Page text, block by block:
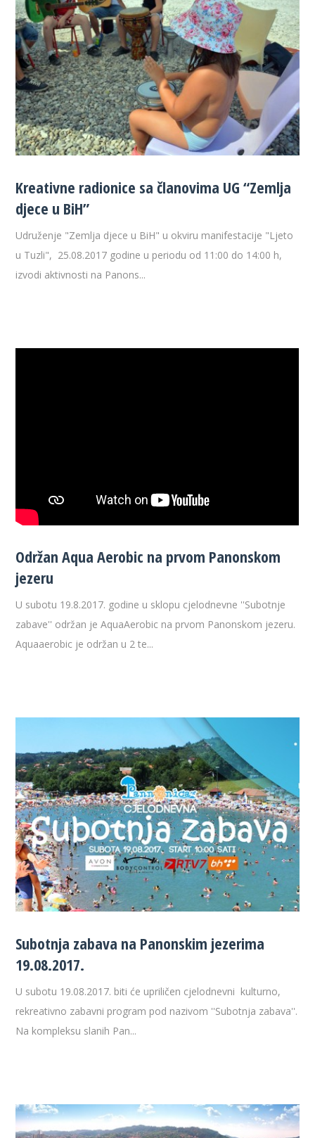
Kreativne radionice sa članovima UG “Zemlja
djece u BiH”
Udruženje "Zemlja djece u BiH" u okviru manifestacije "Ljeto
u Tuzli", 25.08.2017 godine u periodu od 11:00 do 14:00 h,
izvodi aktivnosti na Panons...
Održan Aqua Aerobic na prvom Panonskom
jezeru
U subotu 19.8.2017. godine u sklopu cjelodnevne ''Subotnje
zabave'' održan je AquaAerobic na prvom Panonskom jezeru.
Aquaaerobic je održan u 2 te...
Subotnja zabava na Panonskim jezerima
19.08.2017.
U subotu 19.08.2017. biti će upriličen cjelodnevni kulturno,
rekreativno zabavni program pod nazivom ''Subotnja zabava''.
Na kompleksu slanih Pan...